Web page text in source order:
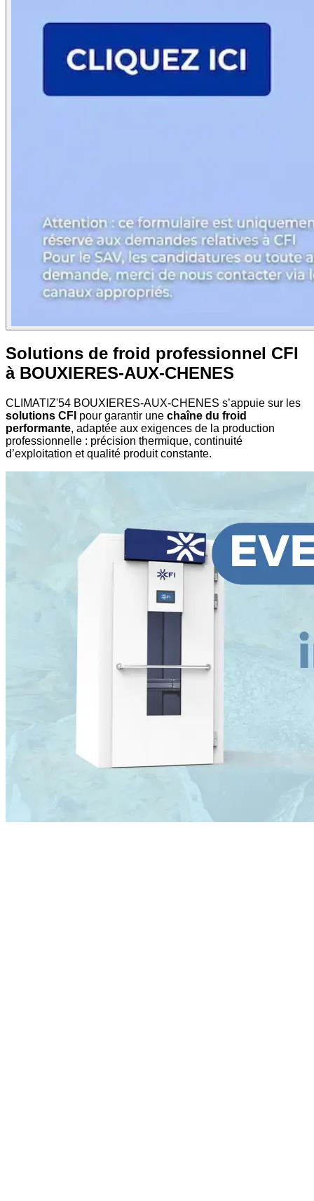
Solutions de froid professionnel CFI
à BOUXIERES-AUX-CHENES
CLIMATIZ'54 BOUXIERES-AUX-CHENES s’appuie sur les
solutions CFI pour garantir une chaîne du froid
performante, adaptée aux exigences de la production
professionnelle : précision thermique, continuité
d’exploitation et qualité produit constante.